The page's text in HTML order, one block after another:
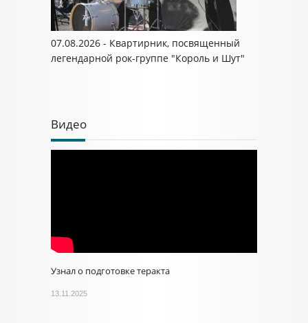
07.08.2026 - Квартирник, посвященный
легендарной рок-группе "Король и Шут"
Видео
Узнал о подготовке теракта
13.11.2025